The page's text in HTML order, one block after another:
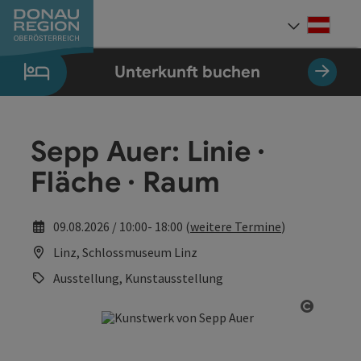
Zum Inhalt
Zur Navigation
Zum Seitenanfang
Zur Kontaktseite
Zum Impressum
Zur Startseite
Unterkunft buchen
Sepp Auer: Linie ·
Fläche · Raum
09.08.2026 / 10:00- 18:00 (weitere Termine)
Linz, Schlossmuseum Linz
Ausstellung, Kunstausstellung